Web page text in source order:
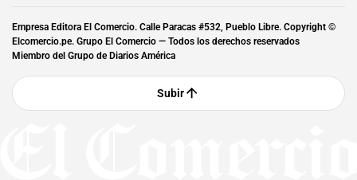
Empresa Editora El Comercio. Calle Paracas #532, Pueblo Libre. Copyright ©
Elcomercio.pe. Grupo El Comercio — Todos los derechos reservados
Miembro del Grupo de Diarios América
Subir